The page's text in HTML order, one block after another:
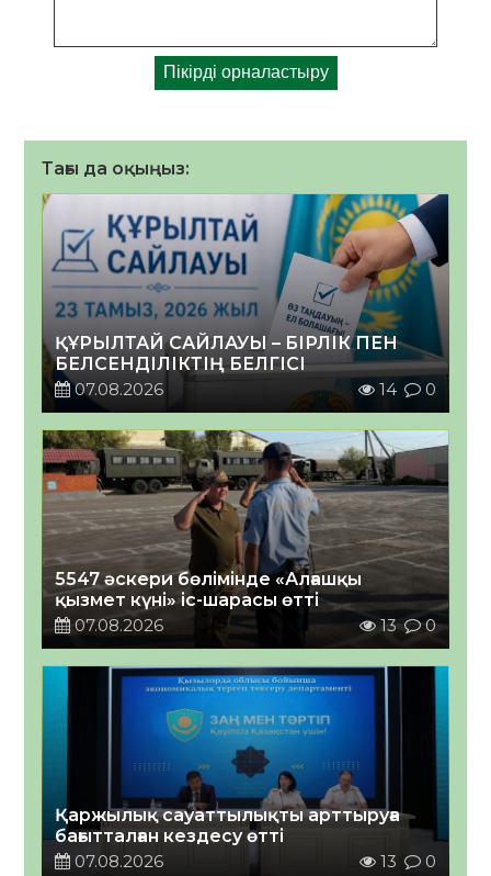
Тағы да оқыңыз:
ҚҰРЫЛТАЙ САЙЛАУЫ – БІРЛІК ПЕН
БЕЛСЕНДІЛІКТІҢ БЕЛГІСІ
07.08.2026
14 0
5547 әскери бөлімінде «Алғашқы
қызмет күні» іс-шарасы өтті
07.08.2026
13 0
Қаржылық сауаттылықты арттыруға
бағытталған кездесу өтті
07.08.2026
13 0